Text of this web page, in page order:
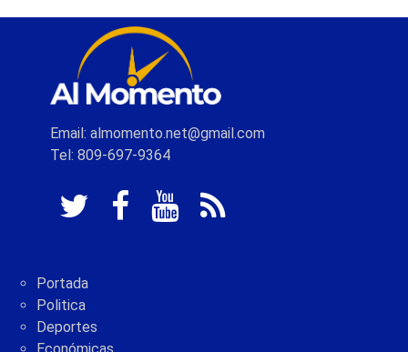
Email: almomento.net@gmail.com
Tel: 809-697-9364
Portada
Politica
Deportes